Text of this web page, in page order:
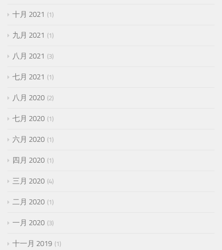
十月 2021 1
九月 2021 1
八月 2021 3
七月 2021 1
八月 2020 2
七月 2020 1
六月 2020 1
四月 2020 1
三月 2020 4
二月 2020 1
一月 2020 3
十一月 2019 1